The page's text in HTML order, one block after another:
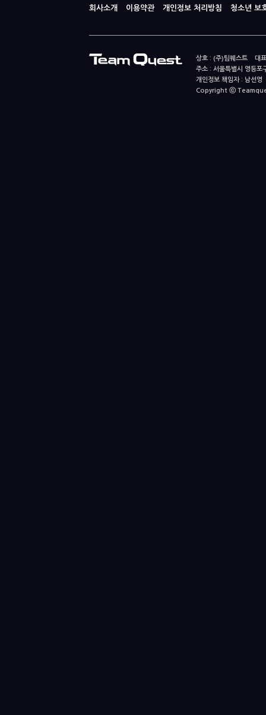
회사소개 이용약관 개인정보 처리방침 청소년 보
상호 : (주)팀퀘스트 대
주소 : 서울특별시 영등
개인정보 책임자 : 남
Copyright ⓒ